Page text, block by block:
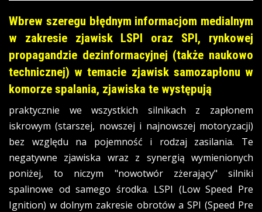
Wbrew szeregu błędnym informacjom medialnym
w zakresie zjawisk LSPI oraz SPI, rynkowej
propagandzie dezinformacyjnej (także naukowo
technicznej) w temacie zjawisk samozapłonu w
komorze spalania, zjawiska te występują
praktycznie we wszystkich silnikach z zapłonem
iskrowym (starszej, nowszej i najnowszej motoryzacji)
bez względu na pojemność i rodzaj zasilania. Te
negatywne zjawiska wraz z synergią wymienionych
poniżej, to niczym "nowotwór zżerający" silniki
spalinowe od samego środka. LSPI (Low Speed Pre
Ignition) w dolnym zakresie obrotów a SPI (Speed Pre